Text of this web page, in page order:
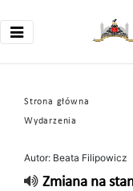
Strona główna
Wydarzenia
Autor: Beata Filipowicz
Zmiana na